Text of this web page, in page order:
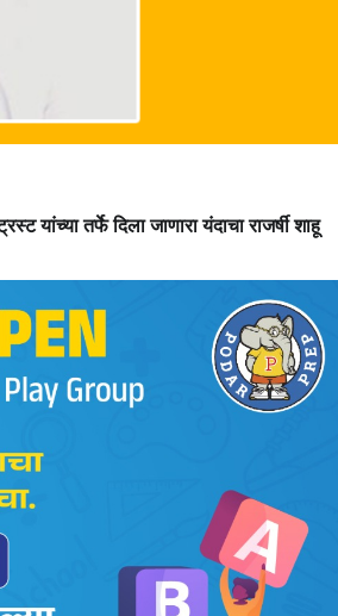
तर्फे दिला जाणारा यंदाचा राजर्षी शाहू